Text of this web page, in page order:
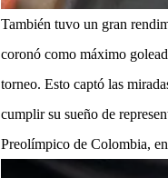
También tuvo un gran
coronó como máximo
torneo. Esto captó las
cumplir su sueño de
Preolímpico de Colombia,